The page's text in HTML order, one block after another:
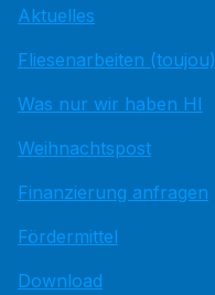
Aktuelles
Fliesenarbeiten (toujou)
Was nur wir haben HI
Weihnachtspost
Finanzierung anfragen
Fördermittel
Download